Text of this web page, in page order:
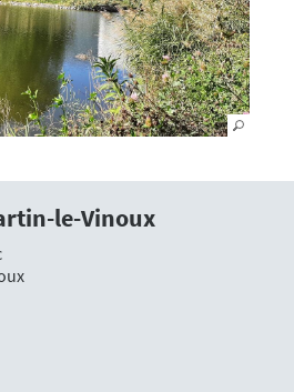
le-Vinoux